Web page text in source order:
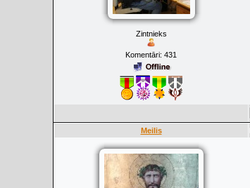
Zintnieks
Komentāri: 431
Meilis